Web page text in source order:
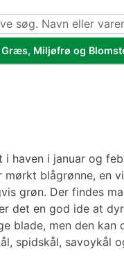
til 1.229
Græs, Miljøfrø og
haven i januar og
blågrønne, en
grøn. Der findes
det en god ide at
blade, men den kan
spidskål, savoykål